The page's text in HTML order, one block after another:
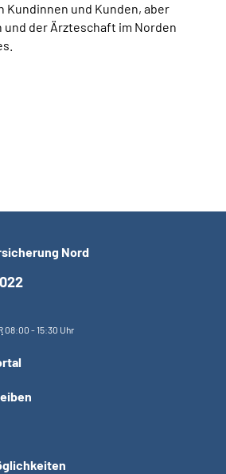
Kundinnen und Kunden, aber
der Ärzteschaft im Norden
Nord
08:00 - 15:30 Uhr